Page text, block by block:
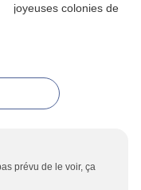
prévu de le voir, ça